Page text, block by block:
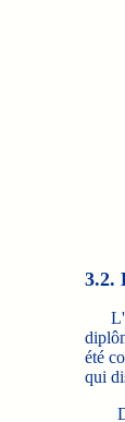
3.2.
été
qui
De